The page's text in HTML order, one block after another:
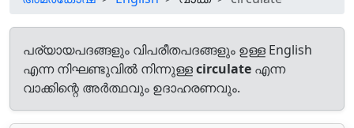
പര്യായപദങ്ങളും വിപരീതപദങ്ങളും ഉള്ള English
എന്ന നിഘണ്ടുവിൽ നിന്നുള്ളcirculate എന്ന
വാക്കിന്റെ അർത്ഥവും ഉദാഹരണവും.